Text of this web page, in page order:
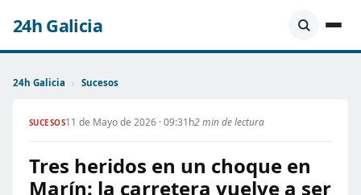
24h Galicia
24h Galicia › Sucesos
SUCESOS11 de Mayo de 2026 · 09:31h2 min de lectura
Tres heridos en un choque en
Marín: la carretera vuelve a ser